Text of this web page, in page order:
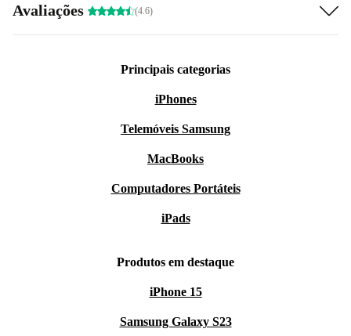
Avaliações (4.6)
Principais categorias
iPhones
Telemóveis Samsung
MacBooks
Computadores Portáteis
iPads
Produtos em destaque
iPhone 15
Samsung Galaxy S23